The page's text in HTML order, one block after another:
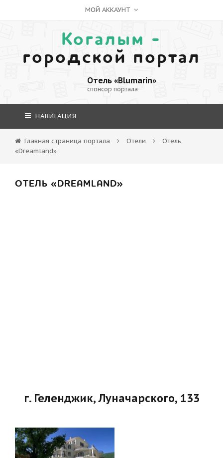
МОЙ АККАУНТ
Когалым -
городской портал
Отель «Blumarin»
спонсор портала
НАВИГАЦИЯ
Главная страница портала Отели
Отель
«Dreamland»
ОТЕЛЬ «DREAMLAND»
г. Геленджик, Луначарского, 133